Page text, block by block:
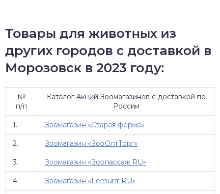
Товары для животных из
других городов с доставкой в
Морозовск в 2023 году:
№
п/п
Каталог Акций Зоомагазинов с доставкой по
России
1. Зоомагазин «Старая ферма»
2. Зоомагазин «ЗооОптТорг»
3. Зоомагазин «Зоопассаж RU»
4. Зоомагазин «Lemurrr RU»